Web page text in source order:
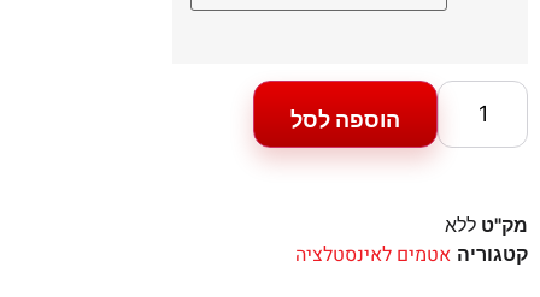
הוספה לסל
מק"ט ללא
קטגוריה אטמים לאינסטלציה